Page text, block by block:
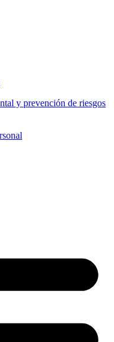
y prevención de riesgos